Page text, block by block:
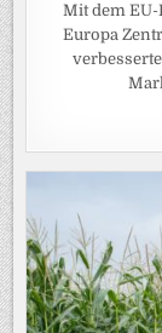
Mit dem EU-
Europa